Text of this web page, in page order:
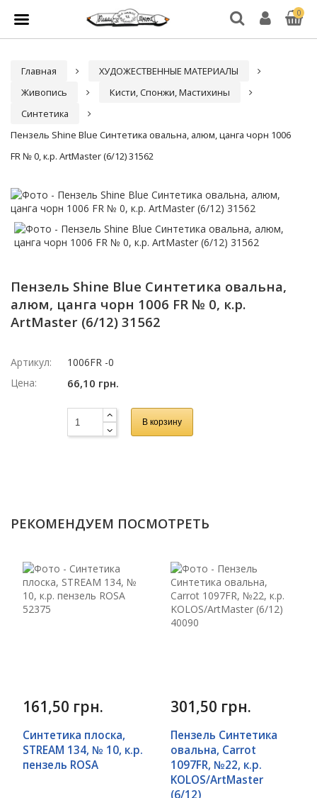
0
Главная
ХУДОЖЕСТВЕННЫЕ МАТЕРИАЛЫ
Живопись
Кисти, Спонжи, Мастихины
Синтетика
Пензель Shine Blue Синтетика овальна, алюм, цанга чорн 1006
FR № 0, к.р. ArtMaster (6/12) 31562
Пензель Shine Blue Синтетика овальна,
алюм, цанга чорн 1006 FR № 0, к.р.
ArtMaster (6/12) 31562
Артикул:
1006FR -0
Цена:
66,10 грн.
В корзину
РЕКОМЕНДУЕМ ПОСМОТРЕТЬ
161,50 грн.
Синтетика плоска,
STREAM 134, № 10, к.р.
пензель ROSA
301,50 грн.
Пензель Синтетика
овальна, Carrot
1097FR, №22, к.р.
KOLOS/ArtMaster
(6/12)